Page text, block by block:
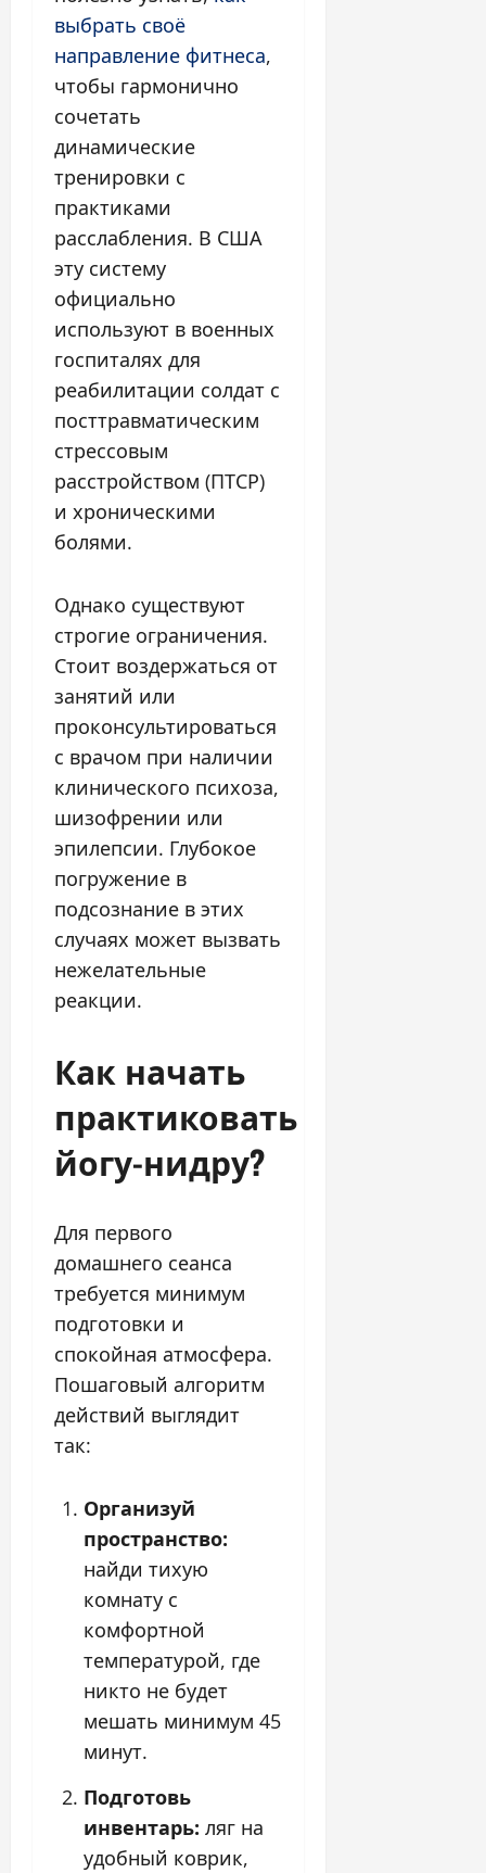
выбрать своё
направление фитнеса,
чтобы гармонично
сочетать
динамические
тренировки с
практиками
расслабления. В США
эту систему
официально
используют в военных
госпиталях для
реабилитации солдат с
посттравматическим
стрессовым
расстройством (ПТСР)
и хроническими
болями.
Однако существуют
строгие ограничения.
Стоит воздержаться от
занятий или
проконсультироваться
с врачом при наличии
клинического психоза,
шизофрении или
эпилепсии. Глубокое
погружение в
подсознание в этих
случаях может вызвать
нежелательные
реакции.
Как начать
практиковать
йогу-нидру?
Для первого
домашнего сеанса
требуется минимум
подготовки и
спокойная атмосфера.
Пошаговый алгоритм
действий выглядит
так:
Организуй
пространство:
найди тихую
комнату с
комфортной
температурой, где
никто не будет
мешать минимум 45
минут.
Подготовь
инвентарь: ляг на
удобный коврик,